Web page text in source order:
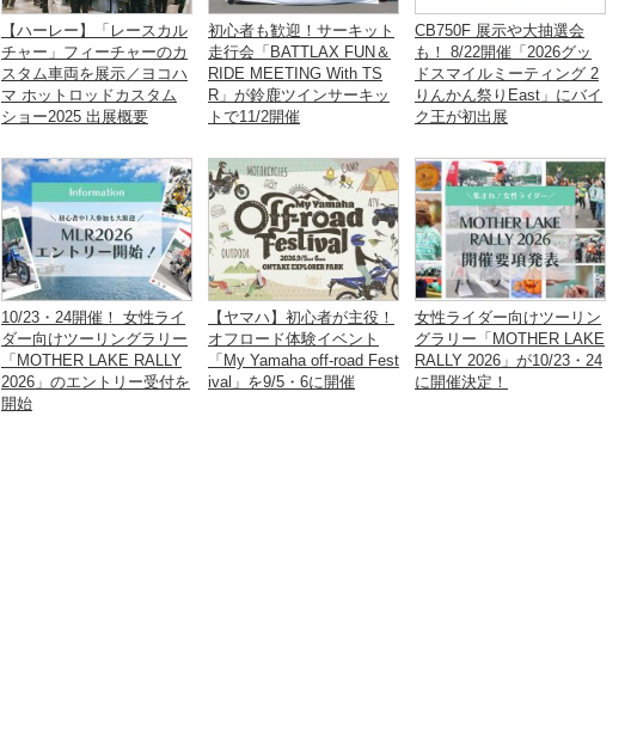
【ハーレー】「レースカル
チャー」フィーチャーのカ
スタム車両を展示／ヨコハ
マ ホットロッドカスタム
ショー2025 出展概要
初心者も歓迎！サーキット
走行会「BATTLAX FUN＆
RIDE MEETING With TS
R」が鈴鹿ツインサーキッ
トで11/2開催
CB750F 展示や大抽選会
も！ 8/22開催「2026グッ
ドスマイルミーティング 2
りんかん祭りEast」にバイ
ク王が初出展
10/23・24開催！ 女性ライ
ダー向けツーリングラリー
「MOTHER LAKE RALLY
2026」のエントリー受付を
開始
【ヤマハ】初心者が主役！
オフロード体験イベント
「My Yamaha off-road Fest
ival」を9/5・6に開催
女性ライダー向けツーリン
グラリー「MOTHER LAKE
RALLY 2026」が10/23・24
に開催決定！